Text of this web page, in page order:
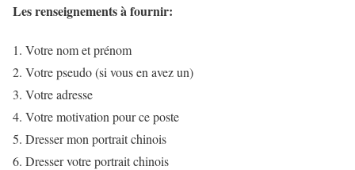
Les renseignements à fournir:
Votre nom et prénom
Votre pseudo (si vous en avez un)
Votre adresse
Votre motivation pour ce poste
Dresser mon portrait chinois
Dresser votre portrait chinois